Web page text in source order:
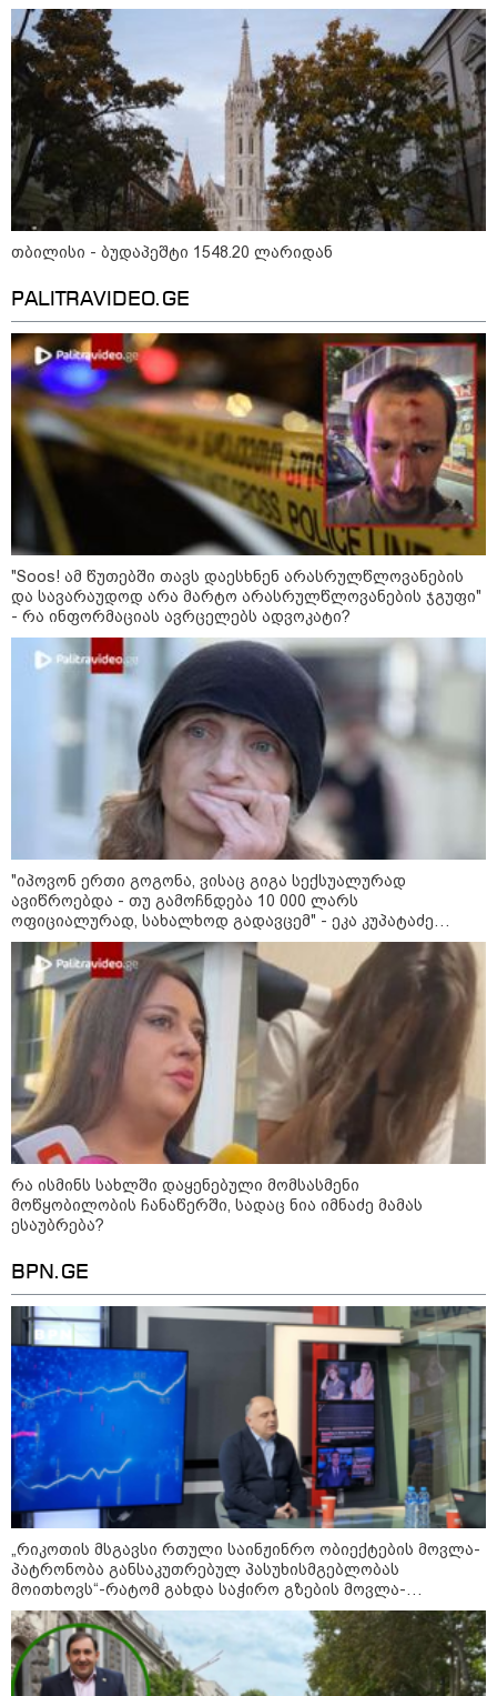
13:42 / 07-08-2026
"საქართველო მშვიდი ქვეყანაა,
სტუმართმოყვარე ხალხი ვართ
და ყველას შეუძლია ჩამოვიდეს,
არავინ შეზღუდული არაა" - კახა
კალაძე
13:27 / 07-08-2026
"სტუმართმოყვარე ხალხი ვართ
- რუსს, ყაზახს, უკრაინელს,
შვეიცარიელს, იტალიელს,
ამერიკელს, შეუძლია
ჩამოვიდეს, დახარჯოს ფული...
კატეგორიის ყველა სიახლე
„რიკოთის მსგავსი რთული
საინჟინრო ობიექტების მოვლა-
პატრონობა განსაკუთრებულ
პასუხისმგებლობას მოითხოვს“-
რატომ გახდა საჭირო გზების
მოვლა-პატრონობისთვის
სახელმწიფო კომპანიის შექმნა
„რუსთაველზე მდებარე
სასტუმროები 40-50%-იან
გაუქმებებს იღებენ, საკმაოდ დიდი
ზარალისკენ წავალთ - მეგონა,
ვიღაც მოიფიქრებდა და ბიზნესს
შეხვდებოდა“
„ფასები 2-3 წელში გაორმაგდება“
- ლოკაციები თბილისის
შემოგარენში, სადაც შესაძლოა,
მიწები გაძვირდეს
სამართალი
11:40 / 07-08-2026
"დაკავებულია 3 პირი, რომლებიც
სისტემატურად ამზადებდნენ ცნობილი
ბრენდების ფალსიფიცირებულ ვისკისა და
სხვა ალკოჰოლურ სასმელებს" -
საგამოძიებო სამსახური
22:49 / 07-08-2026
"ამ წუთებში, თავს დაესხნენ
არასრულწლოვანების და
სავარაუდოდ, არა მარტო
არასრულწლოვანების ჯგუფი" -
ადვოკატის ინფორმაციით
კურიერს თავს დაესხნენ
თბილისი - ბუდაპეშტი 1548.20 ლარიდან
PALITRAVIDEO.GE
"Soos! ამ წუთებში თავს დაესხნენ არასრულწლოვანების
და სავარაუდოდ არა მარტო არასრულწლოვანების ჯგუფი"
- რა ინფორმაციას ავრცელებს ადვოკატი?
"იპოვონ ერთი გოგონა, ვისაც გიგა სექსუალურად
ავიწროებდა - თუ გამოჩნდება 10 000 ლარს
ოფიციალურად, სახალხოდ გადავცემ" - ეკა კუპატაძე
განცხადებას ავრცელებს
რა ისმინს სახლში დაყენებული მომსასმენი
მოწყობილობის ჩანაწერში, სადაც ნია იმნაძე მამას
ესაუბრება?
BPN.GE
„რიკოთის მსგავსი რთული საინჟინრო ობიექტების მოვლა-
პატრონობა განსაკუთრებულ პასუხისმგებლობას
მოითხოვს“-რატომ გახდა საჭირო გზების მოვლა-
პატრონობისთვის სახელმწიფო კომპანიის შექმნა